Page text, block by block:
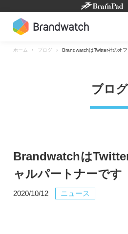
content
ホーム ブログ BrandwatchはTwitter社のオ
ブログ
Brandwatchは
ャルパートナーです
2020/10/12 ニュース